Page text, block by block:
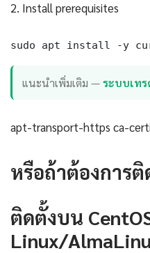
2. Install prerequisites
sudo apt install -y
แนะนำเพิ่มเติม —ระบบเท
apt-transport-https ca-
หรือถ้าต้องการ
ติดตั้งบน
Linux/